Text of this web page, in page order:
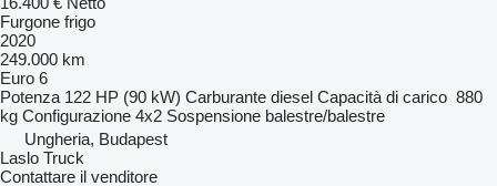
Furgone frigo
2020
249.000 km
Euro 6
Potenza 122 HP (90 kW) Carburante diesel Capacità di carico 880
kg Configurazione 4x2 Sospensione balestre/balestre
Ungheria, Budapest
Laslo Truck
Contattare il venditore